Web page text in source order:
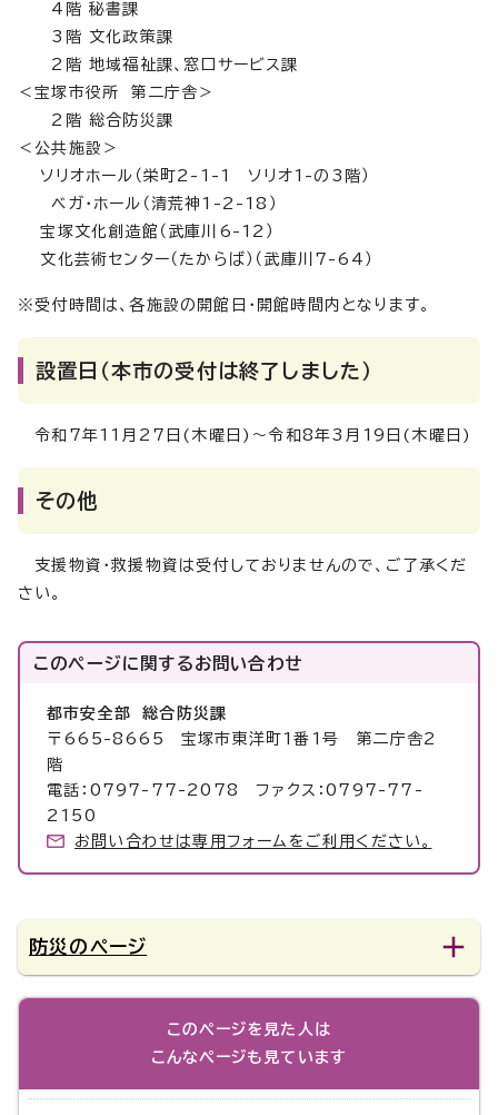
4階 秘書課
3階 文化政策課
2階 地域福祉課、窓口サービス課
＜宝塚市役所 第二庁舎＞
2階 総合防災課
＜公共施設＞
ソリオホール（栄町2-1-1 ソリオ1-の3階）
ベガ・ホール（清荒神1-2-18）
宝塚文化創造館（武庫川6-12）
文化芸術センター（たからば）（武庫川7-64）
※受付時間は、各施設の開館日・開館時間内となります。
設置日（本市の受付は終了しました）
令和7年11月27日(木曜日)～令和8年3月19日(木曜日)
その他
支援物資・救援物資は受付しておりませんので、ご了承くだ
さい。
このページに関するお問い合わせ
都市安全部 総合防災課
〒665-8665 宝塚市東洋町1番1号 第二庁舎2
階
電話：0797-77-2078 ファクス：0797-77-
2150
お問い合わせは専用フォームをご利用ください。
防災のページ
このページを見た人は
こんなページも見ています